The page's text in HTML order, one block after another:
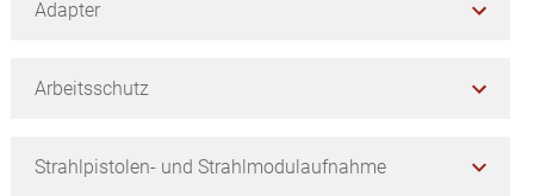
Adapter
Arbeitsschutz
Strahlpistolen- und Strahlmodulaufnahme